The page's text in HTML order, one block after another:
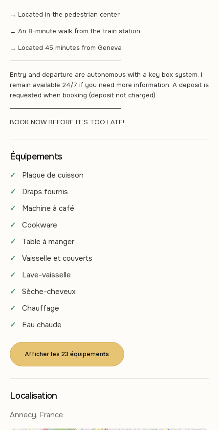
→ Located in the pedestrian center
→ An 8-minute walk from the train station
→ Located 45 minutes from Geneva
Entry and departure are autonomous with a key box system. I
remain available 24/7 if you need more information. A deposit is
requested when booking (deposit not charged).
BOOK NOW BEFORE IT’S TOO LATE!
Équipements
Plaque de cuisson
Draps fournis
Machine à café
Cookware
Table à manger
Vaisselle et couverts
Lave-vaisselle
Sèche-cheveux
Chauffage
Eau chaude
Afficher les 23 équipements
Localisation
Annecy, France